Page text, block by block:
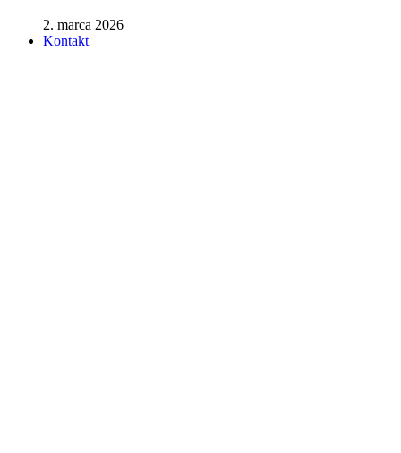
2. marca 2026
Kontakt